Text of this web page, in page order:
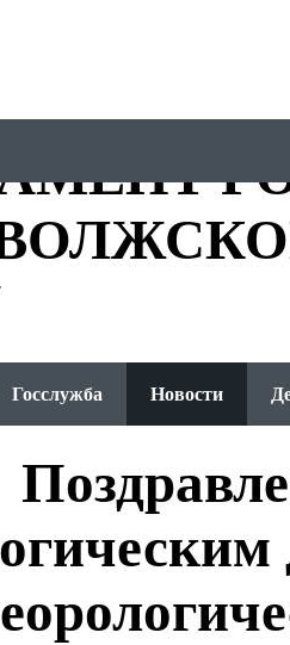
Госслужба Новости